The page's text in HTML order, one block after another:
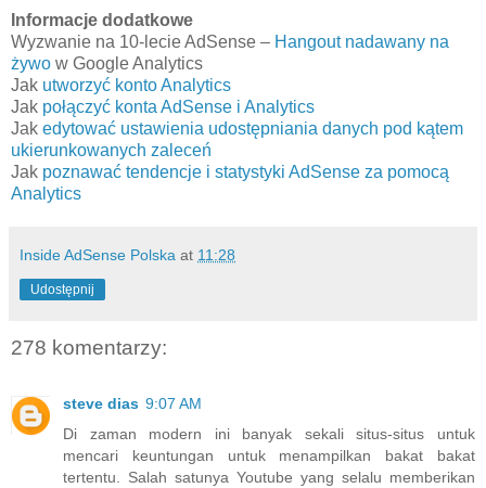
Informacje dodatkowe
Wyzwanie na 10-lecie AdSense – Hangout nadawany na
żywo w Google Analytics
Jak utworzyć konto Analytics
Jak połączyć konta AdSense i Analytics
Jak edytować ustawienia udostępniania danych pod kątem
ukierunkowanych zaleceń
Jak poznawać tendencje i statystyki AdSense za pomocą
Analytics
Inside AdSense Polska at 11:28
Udostępnij
278 komentarzy:
steve dias 9:07 AM
Di zaman modern ini banyak sekali situs-situs untuk
mencari keuntungan untuk menampilkan bakat bakat
tertentu. Salah satunya Youtube yang selalu memberikan